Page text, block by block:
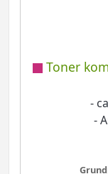
Toner
-
-